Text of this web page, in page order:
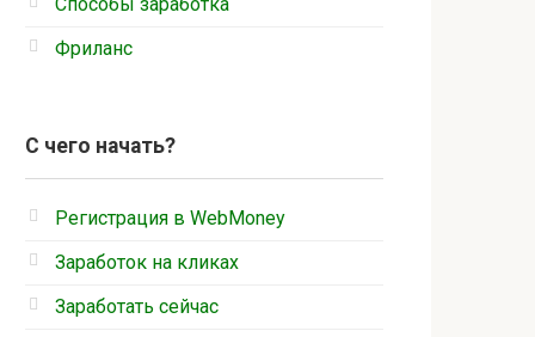
Фриланс
С чего начать?
Регистрация в WebMoney
Заработок на кликах
Заработать сейчас